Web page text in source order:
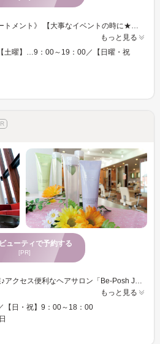
《当日予約歓迎》《厳選トリートメント》 【大事なイベントの時に★いつもよりお洒落をして出かけたい時に★】 プロの技でヘアセットやメイク♪様々なシーンに合わせたセットはお任せください♪♪ 手触り、質感にもこだわったヘア☆彡人気の縮毛矯正で、アレンジの幅も広がる髪質に◎ オシャレでHappyな毎日を送りませんか？一緒にお客様の魅力を引き出します！
もっと見る
土曜】…9：00～19：00／【日曜・祝
ューティで予約する
[PR]
もっと見る
【日・祝】9：00～18：00